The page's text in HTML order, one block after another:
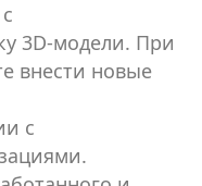
3D-модели. При
внести новые
с